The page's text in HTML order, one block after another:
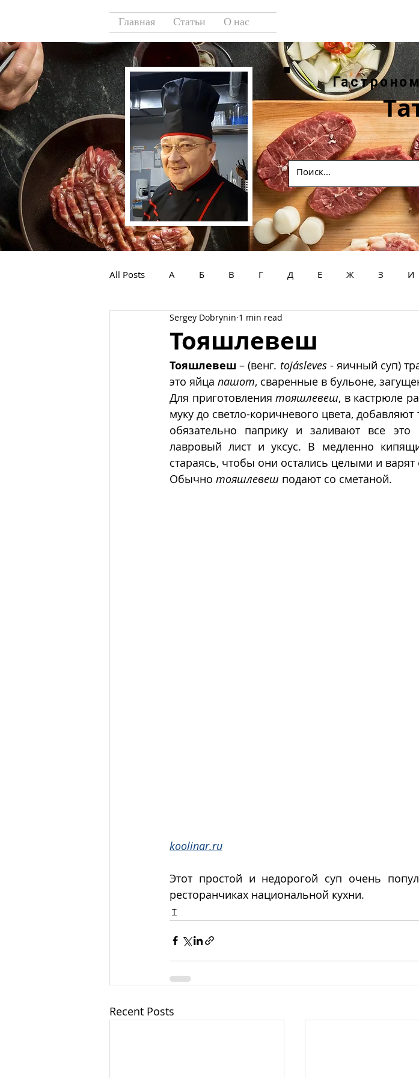
Главная Статьи О нас
All Posts А Б В Г Д Е Ж З И
У Ф Х
Тояшлевеш
Sergey Dobrynin 1 min read
Тояшлевеш – (венг. tojásleves - яичный суп)
это яйца пашот, сваренные в бульоне,
Для приготовления тояшлевеш, в кастрюле
муку до светло-коричневого цвета,
обязательно паприку и заливают все
лавровый лист и уксус. В медленно
стараясь, чтобы они остались целыми и варят
Обычно тояшлевеш подают со сметаной.
koolinar.ru
Этот простой и недорогой суп очень
ресторанчиках национальной кухни.
Т
Recent Posts